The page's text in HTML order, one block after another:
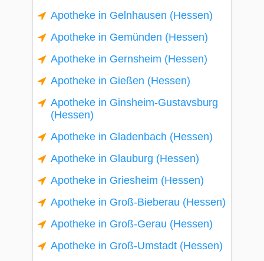
Apotheke in Gelnhausen (Hessen)
Apotheke in Gemünden (Hessen)
Apotheke in Gernsheim (Hessen)
Apotheke in Gießen (Hessen)
Apotheke in Ginsheim-Gustavsburg
(Hessen)
Apotheke in Gladenbach (Hessen)
Apotheke in Glauburg (Hessen)
Apotheke in Griesheim (Hessen)
Apotheke in Groß-Bieberau (Hessen)
Apotheke in Groß-Gerau (Hessen)
Apotheke in Groß-Umstadt (Hessen)